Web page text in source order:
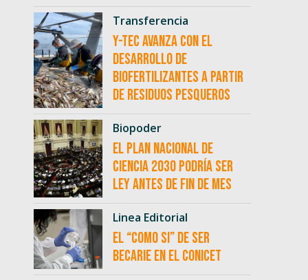
Transferencia
Y-TEC avanza con el
desarrollo de
biofertilizantes a partir
de residuos pesqueros
Biopoder
El Plan Nacional de
Ciencia 2030 podría ser
ley antes de fin de mes
Linea Editorial
El “como si” de ser
becarie en el CONICET